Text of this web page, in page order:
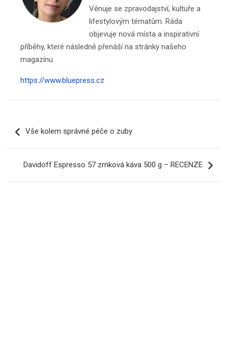
Věnuje se zpravodajství, kultuře a
lifestylovým tématům. Ráda
objevuje nová místa a inspirativní
příběhy, které následně přenáší na stránky našeho
magazínu.
https://www.bluepress.cz
pro
Vše kolem správné péče o zuby
Davidoff Espresso 57 zrnková káva 500 g – RECENZE